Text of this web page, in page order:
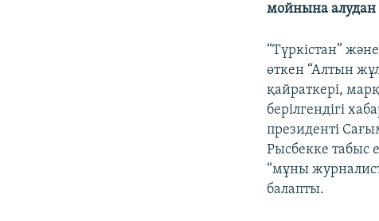
мойнына алудан
“Түркістан”
өткен “Алтын
қайраткері,
берілгендігі
президенті
Рысбекке табыс
“мұны
балапты.